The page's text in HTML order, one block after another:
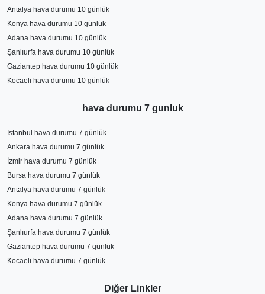
Antalya hava durumu 10 günlük
Konya hava durumu 10 günlük
Adana hava durumu 10 günlük
Şanlıurfa hava durumu 10 günlük
Gaziantep hava durumu 10 günlük
Kocaeli hava durumu 10 günlük
hava durumu 7 gunluk
İstanbul hava durumu 7 günlük
Ankara hava durumu 7 günlük
İzmir hava durumu 7 günlük
Bursa hava durumu 7 günlük
Antalya hava durumu 7 günlük
Konya hava durumu 7 günlük
Adana hava durumu 7 günlük
Şanlıurfa hava durumu 7 günlük
Gaziantep hava durumu 7 günlük
Kocaeli hava durumu 7 günlük
Diğer Linkler